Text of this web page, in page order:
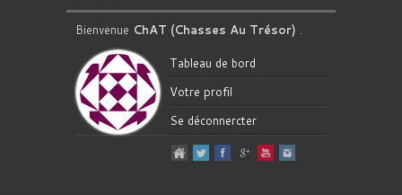
Bienvenue ChAT (Chasses Au Trésor) .
Tableau de bord
Votre profil
Se déconnercter